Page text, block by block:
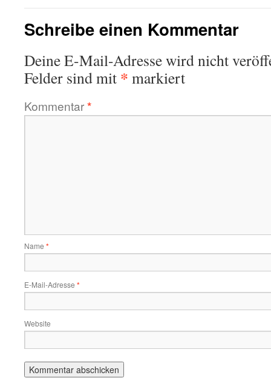
Schreibe einen Kommentar
Deine E-Mail-Adresse wird nicht
Felder sind mit * markiert
Kommentar*
Name *
E-Mail-Adresse *
Website